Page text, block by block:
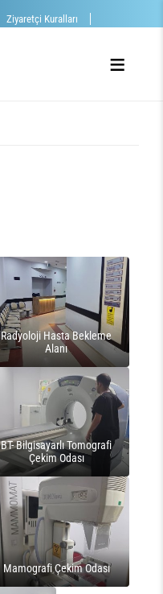
Ziyaretçi Kuralları
Radyoloji Hasta Bekleme
Alanı
BT- Bilgisayarlı Tomografi
Çekim Odası
Mamografi Çekim Odası